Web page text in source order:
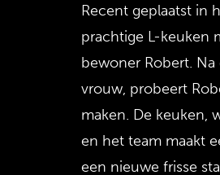
Recent geplaatst in
prachtige L-keuken
bewoner Robert.
vrouw, probeert
maken. De keuken,
en het team maakt
een nieuwe frisse